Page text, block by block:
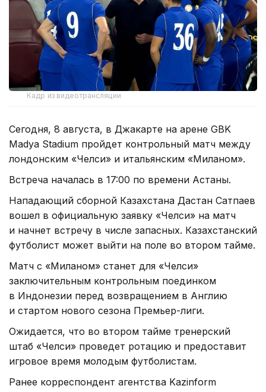
Кадр из видеотрансляции
Сегодня, 8 августа, в Джакарте на арене GBK
Madya Stadium пройдет контрольный матч между
лондонским «Челси» и итальянским «Миланом».
Встреча началась в 17:00 по времени Астаны.
Нападающий сборной Казахстана Дастан Сатпаев
вошел в официальную заявку «Челси» на матч
и начнет встречу в числе запасных. Казахстанский
футболист может выйти на поле во втором тайме.
Матч с «Миланом» станет для «Челси»
заключительным контрольным поединком
в Индонезии перед возвращением в Англию
и стартом нового сезона Премьер-лиги.
Ожидается, что во втором тайме тренерский
штаб «Челси» проведет ротацию и предоставит
игровое время молодым футболистам.
Ранее корреспондент агентства Kazinform